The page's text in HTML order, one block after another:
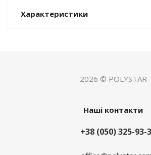
Характеристики
2026 © POLYSTAR
Наші контакти
+38 (050) 325-93-